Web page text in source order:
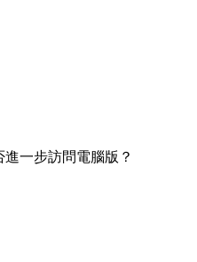
一步訪問電腦版？